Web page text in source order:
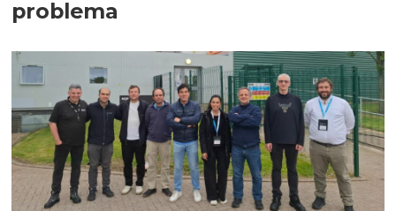
problema